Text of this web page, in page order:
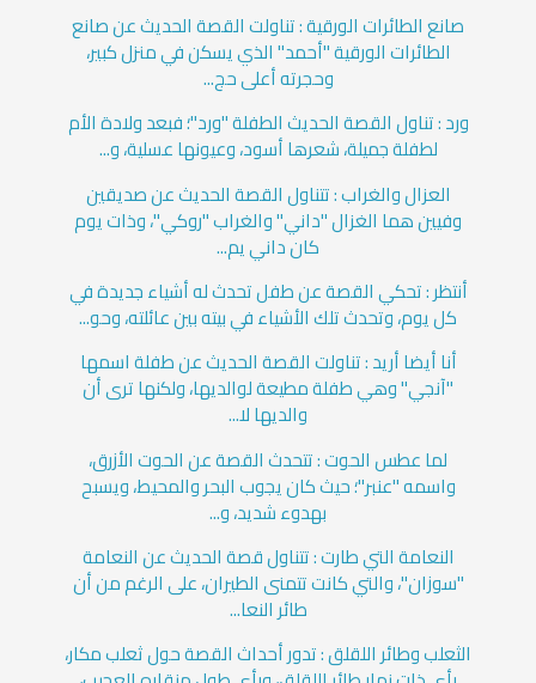
صانع الطائرات الورقية : تناولت القصة الحديث عن صانع
الطائرات الورقية "أحمد" الذي يسكن في منزل كبير،
وحجرته أعلى حج...
ورد : تناول القصة الحديث الطفلة "ورد"؛ فبعد ولادة الأم
لطفلة جميلة، شعرها أسود، وعيونها عسلية، و...
العزال والغراب : تتناول القصة الحديث عن صديقين
وفيين هما الغزال "داني" والغراب "روكي"، وذات يوم
كان داني يم...
أنتظر : تحكي القصة عن طفل تحدث له أشياء جديدة في
كل يوم، وتحدث تلك الأشياء في بيته بين عائلته، وحو...
أنا أيضا أريد : تناولت القصة الحديث عن طفلة اسمها
"آنجي" وهي طفلة مطيعة لوالديها، ولكنها ترى أن
والديها لا...
لما عطس الحوت : تتحدث القصة عن الحوت الأزرق،
واسمه "عنبر"؛ حيث كان يجوب البحر والمحيط، ويسبح
بهدوء شديد، و...
النعامة التي طارت : تتناول قصة الحديث عن النعامة
"سوزان"، والتي كانت تتمنى الطيران، على الرغم من أن
طائر النعا...
الثعلب وطائر اللقلق : تدور أحداث القصة حول ثعلب مكار،